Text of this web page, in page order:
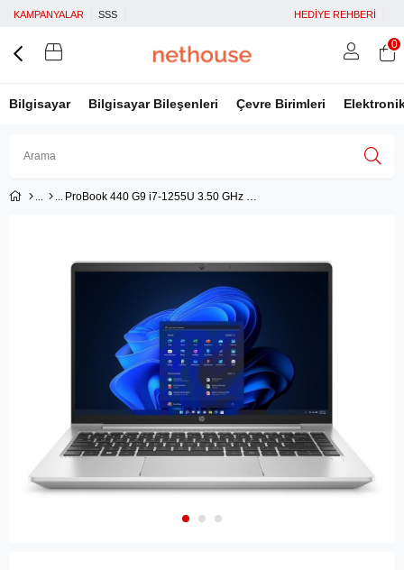
KAMPANYALAR SSS HEDİYE REHBERİ
Bilgisayar Bilgisayar Bileşenleri Çevre Birimleri
0
ProBook 440 G9 i7-1255U 3.50 GHz 14 16GB 1TB